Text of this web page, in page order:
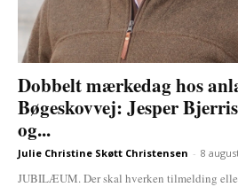
Dobbelt mærkedag hos
Bøgeskovvej: Jesper
og...
Julie Christine Skøtt Christensen - 8
JUBILÆUM. Der skal hverken tilmelding